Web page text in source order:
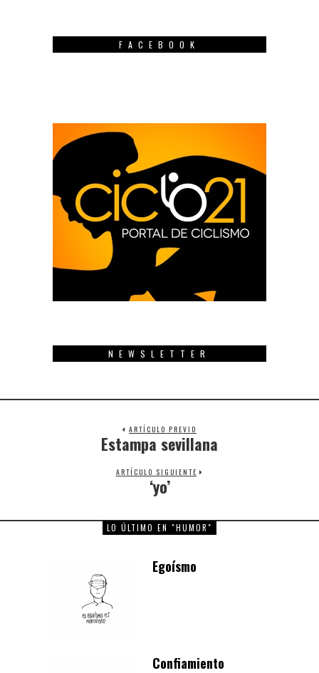
FACEBOOK
NEWSLETTER
ARTÍCULO PREVIO
Previous
Estampa sevillana
ARTÍCULO SIGUIENTE
Next
‘yo’
LO ÚLTIMO EN "HUMOR"
Egoísmo
Confiamiento